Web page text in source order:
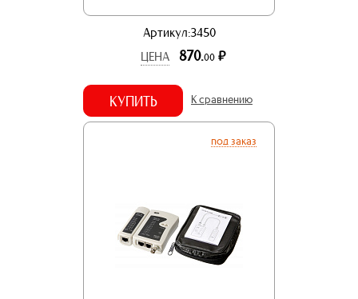
Артикул:3450
ЦЕНА
870.00 р.
КУПИТЬ К сравнению
под заказ